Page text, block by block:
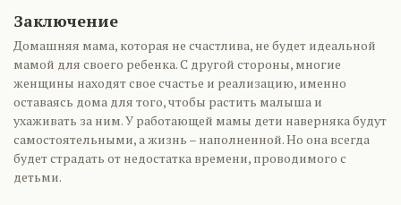
Заключение
Домашняя мама, которая не счастлива, не будет идеальной
мамой для своего ребенка. С другой стороны, многие
женщины находят свое счастье и реализацию, именно
оставаясь дома для того, чтобы растить малыша и
ухаживать за ним. У работающей мамы дети наверняка будут
самостоятельными, а жизнь – наполненной. Но она всегда
будет страдать от недостатка времени, проводимого с
детьми.